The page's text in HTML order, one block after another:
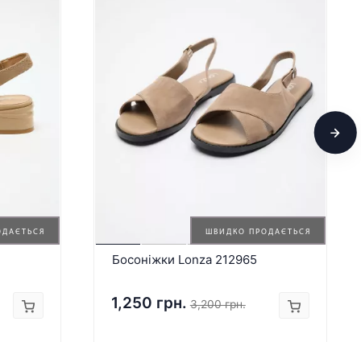
ШВИДКО ПРОДАЄТЬСЯ
Босоніжки Lonza 212965
1,250 грн. 3,200 грн.